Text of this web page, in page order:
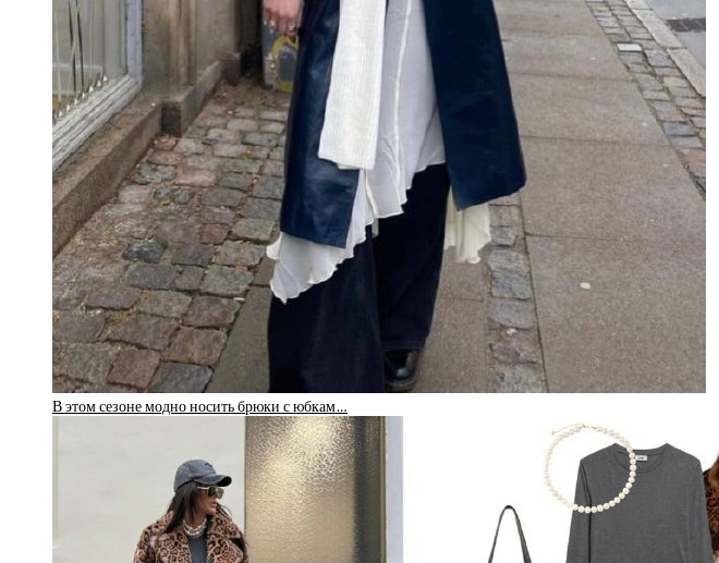
В этом сезоне модно носить брюки с юбкам…